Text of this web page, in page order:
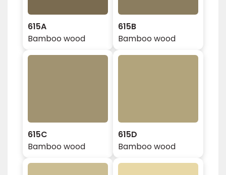
615A
Bamboo wood
615B
Bamboo wood
615C
Bamboo wood
615D
Bamboo wood